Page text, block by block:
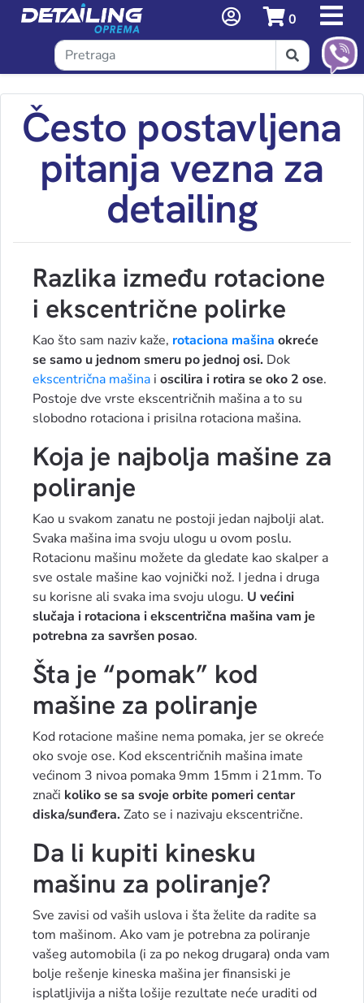
0
Često postavljena
pitanja vezna za
detailing
Razlika između rotacione
i ekscentrične polirke
Kao što sam naziv kaže, rotaciona mašina okreće
se samo u jednom smeru po jednoj osi. Dok
ekscentrična mašina i oscilira i rotira se oko 2 ose.
Postoje dve vrste ekscentričnih mašina a to su
slobodno rotaciona i prisilna rotaciona mašina.
Koja je najbolja mašine za
poliranje
Kao u svakom zanatu ne postoji jedan najbolji alat.
Svaka mašina ima svoju ulogu u ovom poslu.
Rotacionu mašinu možete da gledate kao skalper a
sve ostale mašine kao vojnički nož. I jedna i druga
su korisne ali svaka ima svoju ulogu. U većini
slučaja i rotaciona i ekscentrična mašina vam je
potrebna za savršen posao.
Šta je “pomak” kod
mašine za poliranje
Kod rotacione mašine nema pomaka, jer se okreće
oko svoje ose. Kod ekscentričnih mašina imate
većinom 3 nivoa pomaka 9mm 15mm i 21mm. To
znači koliko se sa svoje orbite pomeri centar
diska/sunđera. Zato se i nazivaju ekscentrične.
Da li kupiti kinesku
mašinu za poliranje?
Sve zavisi od vaših uslova i šta želite da radite sa
tom mašinom. Ako vam je potrebna za poliranje
vašeg automobila (i za po nekog drugara) onda vam
bolje rešenje kineska mašina jer finansiski je
isplatljivija a ništa lošije rezultate neće uraditi od